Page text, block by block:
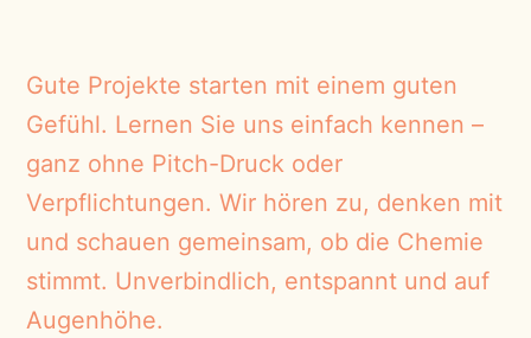
Gute Projekte starten mit einem guten
Gefühl. Lernen Sie uns einfach kennen –
ganz ohne Pitch-Druck oder
Verpflichtungen. Wir hören zu, denken mit
und schauen gemeinsam, ob die Chemie
stimmt. Unverbindlich, entspannt und auf
Augenhöhe.